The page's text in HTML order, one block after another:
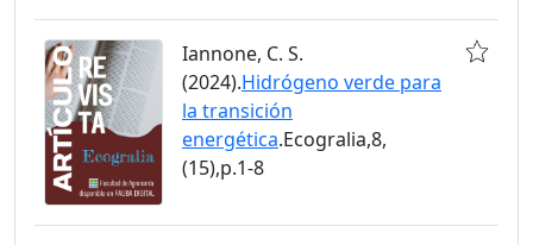
Iannone, C. S.
(2024).Hidrógeno verde para
la transición
energética.Ecogralia,8,
(15),p.1-8